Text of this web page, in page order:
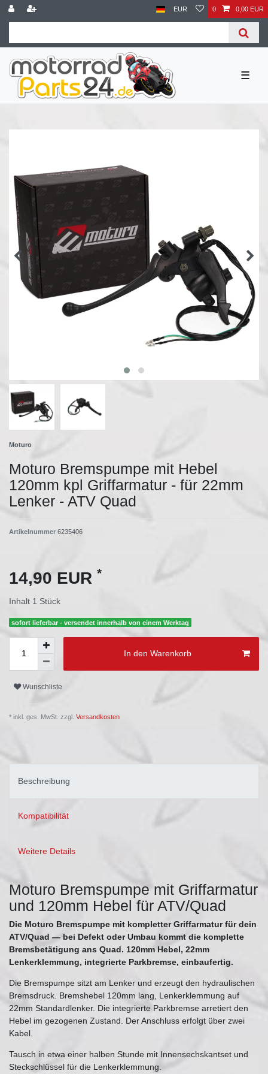
EUR 0 0,00 EUR
☰
Moturo
Moturo Bremspumpe mit Hebel
120mm kpl Griffarmatur - für 22mm
Lenker - ATV Quad
Artikelnummer 6235406
14,90 EUR *
Inhalt 1 Stück
sofort lieferbar - versendet innerhalb von einem Werktag
In den Warenkorb
Wunschliste
* inkl. ges. MwSt. zzgl. Versandkosten
Beschreibung
Kompatibilität
Weitere Details
Moturo Bremspumpe mit Griffarmatur
und 120mm Hebel für ATV/Quad
Die Moturo Bremspumpe mit kompletter Griffarmatur für dein
ATV/Quad — bei Defekt oder Umbau kommt die komplette
Bremsbetätigung ans Quad. 120mm Hebel, 22mm
Lenkerklemmung, integrierte Parkbremse, einbaufertig.
Die Bremspumpe sitzt am Lenker und erzeugt den hydraulischen
Bremsdruck. Bremshebel 120mm lang, Lenkerklemmung auf
22mm Standardlenker. Die integrierte Parkbremse arretiert den
Hebel im gezogenen Zustand. Der Anschluss erfolgt über zwei
Kabel.
Tausch in etwa einer halben Stunde mit Innensechskantset und
Steckschlüssel für die Lenkerklemmung.